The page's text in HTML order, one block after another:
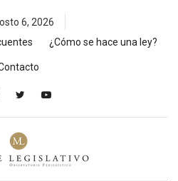
6, 2026
¿Cómo se hace una ley?